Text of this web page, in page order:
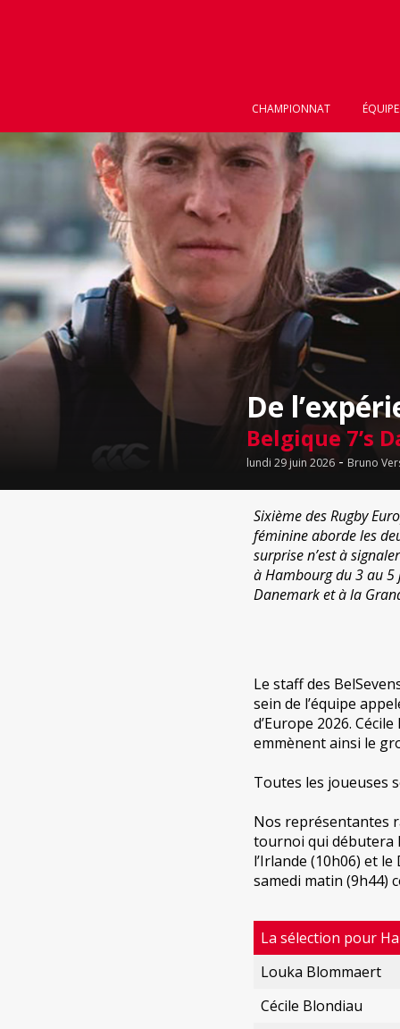
CHAMPIONNAT
De
Belgique 7’s
lundi 29 juin 2026 - Bruno
Sixième des Rugby
féminine aborde les
surprise n’est à
à Hambourg du 3 au 5
Danemark et à la
Le staff des
sein de l’équipe
d’Europe 2026.
emmènent ainsi le
Toutes les joueuses
Nos représentantes
tournoi qui débutera
l’Irlande (10h06) et
samedi matin (9h44)
La sélection pour
Louka Blommaert
Cécile Blondiau